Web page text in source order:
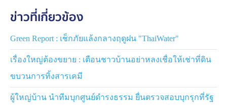
นายศุภบุตร โสตถิปรีดาวงศ์ นายภูรินท์ ปะวันเต และ นาย
หลักสูตรนานาชาติ มหาวิทยาลัยเทคโนโลยีพระจอมเกล้า
ธนบุรี
โดยมี ดร.จุลพจน์ จิรวัชรเดช หัวหน้าภาควิชาวิศวกรรม
โยธา เป็นผู้ดูแลโครงการ พร้อมที่ปรึกษาร่วม ได้แก่ ดร.วงศ์
นรินทร์ คำพอ, ผศ.ดร.ชนา พุทธนานนท์ Dr.-Ing.
ข่าวที่เกี่ยวข้อง
Green Report : เช็กภัยแล้งกลางฤดูฝน "ThaiWater"
เรื่องใหญ่ต้องขยาย : เตือนชาวบ้านอย่าหลงเชื่อให้เช่าที่ดิน
ขบวนการทิ้งสารเคมี
ผู้ใหญ่บ้าน นำทีมบุกศูนย์ดำรงธรรม ยื่นตรวจสอบบุกรุกที่รัฐ